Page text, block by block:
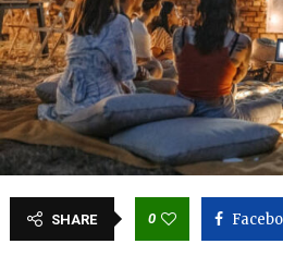
SHARE 0